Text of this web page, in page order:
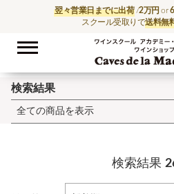
翌々営業日までに出荷/2万円 or
スクール受取りで送料無
検索結果
全ての商品を表示
検索結果